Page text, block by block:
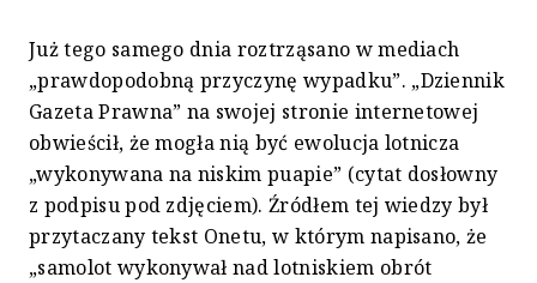
Już tego samego dnia roztrząsano w mediach
„prawdopodobną przyczynę wypadku”. „Dziennik
Gazeta Prawna” na swojej stronie internetowej
obwieścił, że mogła nią być ewolucja lotnicza
„wykonywana na niskim puapie” (cytat dosłowny
z podpisu pod zdjęciem). Źródłem tej wiedzy był
przytaczany tekst Onetu, w którym napisano, że
„samolot wykonywał nad lotniskiem obrót